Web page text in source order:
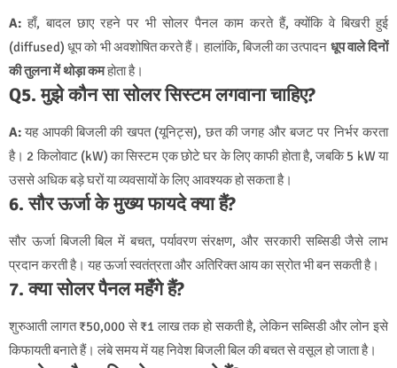
A: हाँ, बादल छाए रहने पर भी सोलर पैनल काम करते हैं, क्योंकि वे बिखरी हुई
(diffused) धूप को भी अवशोषित करते हैं। हालांकि, बिजली का उत्पादन धूप वाले दिनों
की तुलना में थोड़ा कमहोता है।
Q5. मुझे कौन सा सोलर सिस्टम लगवाना चाहिए?
A:यह आपकी बिजली की खपत (यूनिट्स), छत की जगह और बजट पर निर्भर करता
है। 2 किलोवाट (kW) का सिस्टम एक छोटे घर के लिए काफी होता है, जबकि 5 kW या
उससे अधिक बड़े घरों या व्यवसायों के लिए आवश्यक हो सकता है।
6. सौर ऊर्जा के मुख्य फायदे क्या हैं?
सौर ऊर्जा बिजली बिल में बचत, पर्यावरण संरक्षण, और सरकारी सब्सिडी जैसे लाभ
प्रदान करती है। यह ऊर्जा स्वतंत्रता और अतिरिक्त आय का स्रोत भी बन सकती है।
7. क्या सोलर पैनल महँगे हैं?
शुरुआती लागत ₹50,000 से ₹1 लाख तक हो सकती है, लेकिन सब्सिडी और लोन इसे
किफायती बनाते हैं। लंबे समय में यह निवेश बिजली बिल की बचत से वसूल हो जाता है।